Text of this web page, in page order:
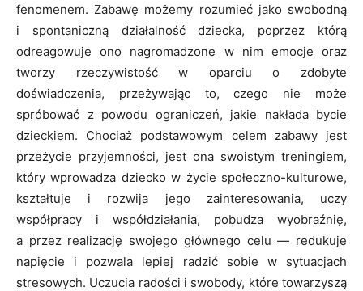
fenomenem. Zabawę możemy rozumieć jako swobodną
i spontaniczną działalność dziecka, poprzez którą
odreagowuje ono nagromadzone w nim emocje oraz
tworzy rzeczywistość w oparciu o zdobyte
doświadczenia, przeżywając to, czego nie może
spróbować z powodu ograniczeń, jakie nakłada bycie
dzieckiem. Chociaż podstawowym celem zabawy jest
przeżycie przyjemności, jest ona swoistym treningiem,
który wprowadza dziecko w życie społeczno-kulturowe,
kształtuje i rozwija jego zainteresowania, uczy
współpracy i współdziałania, pobudza wyobraźnię,
a przez realizację swojego głównego celu — redukuje
napięcie i pozwala lepiej radzić sobie w sytuacjach
stresowych. Uczucia radości i swobody, które towarzyszą